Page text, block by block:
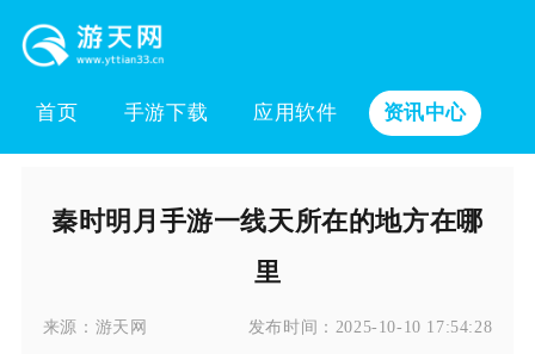
首页 手游下载 应用软件 资讯中心
秦时明月手游一线天所在的地方在哪
里
来源： 游天网 发布时间： 2025-10-10 17:54:28